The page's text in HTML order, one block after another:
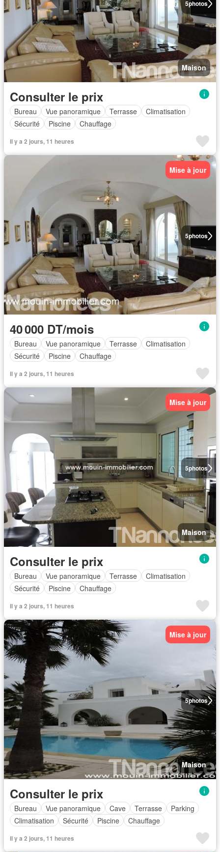
5photos
Maison
Consulter le prix
Bureau Vue panoramique Terrasse
Climatisation
Sécurité
Piscine Chauffage
Il y a 2 jours, 11 heures
5photos
Mise à jour
40 000 DT/mois
Bureau Vue panoramique Terrasse
Climatisation
Sécurité
Piscine Chauffage
Il y a 2 jours, 11 heures
5photos
Mise à jour
Maison
Consulter le prix
Bureau Vue panoramique Terrasse
Climatisation
Sécurité
Piscine Chauffage
Il y a 2 jours, 11 heures
5photos
Mise à jour
Maison
Consulter le prix
Bureau Vue panoramique Cave Terrasse
Parking
Climatisation
Sécurité Piscine Chauffage
Il y a 2 jours, 11 heures